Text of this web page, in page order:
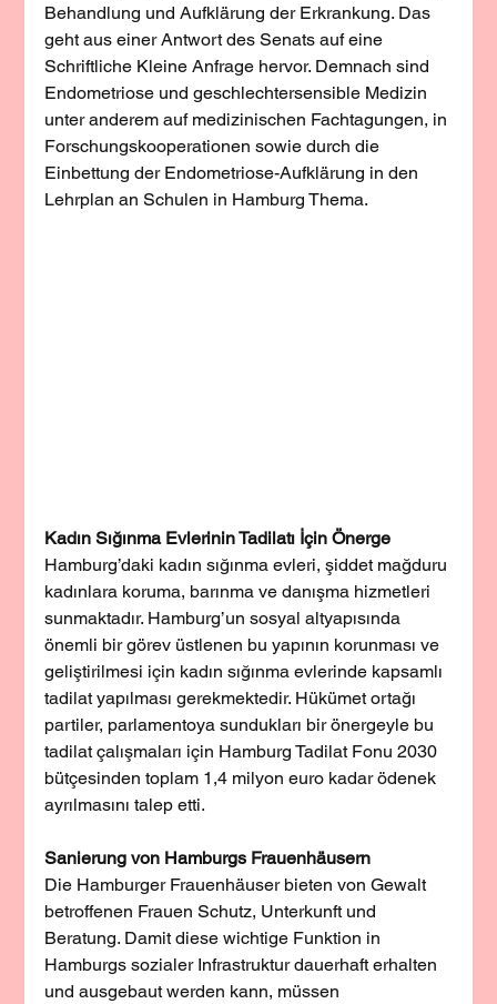
Behandlung und Aufklärung der Erkrankung. Das
geht aus einer Antwort des Senats auf eine
Schriftliche Kleine Anfrage hervor. Demnach sind
Endometriose und geschlechtersensible Medizin
unter anderem auf medizinischen Fachtagungen, in
Forschungskooperationen sowie durch die
Einbettung der Endometriose-Aufklärung in den
Lehrplan an Schulen in Hamburg Thema.
Kadın Sığınma Evlerinin Tadilatı İçin Önerge
Hamburg’daki kadın sığınma evleri, şiddet mağduru
kadınlara koruma, barınma ve danışma hizmetleri
sunmaktadır. Hamburg’un sosyal altyapısında
önemli bir görev üstlenen bu yapının korunması ve
geliştirilmesi için kadın sığınma evlerinde kapsamlı
tadilat yapılması gerekmektedir. Hükümet ortağı
partiler, parlamentoya sundukları bir önergeyle bu
tadilat çalışmaları için Hamburg Tadilat Fonu 2030
bütçesinden toplam 1,4 milyon euro kadar ödenek
ayrılmasını talep etti.
Sanierung von Hamburgs Frauenhäusern
Die Hamburger Frauenhäuser bieten von Gewalt
betroffenen Frauen Schutz, Unterkunft und
Beratung. Damit diese wichtige Funktion in
Hamburgs sozialer Infrastruktur dauerhaft erhalten
und ausgebaut werden kann, müssen